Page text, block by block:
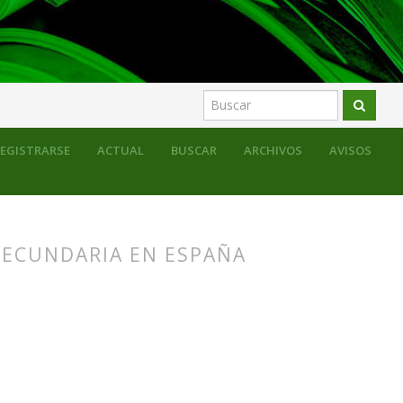
ACTUAL BUSCAR ARCHIVOS AVISOS
EN ESPAÑA